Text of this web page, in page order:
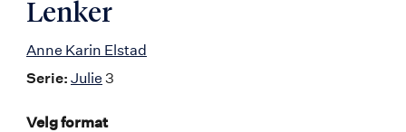
Lenker
Anne Karin Elstad
Serie: Julie 3
Velg format